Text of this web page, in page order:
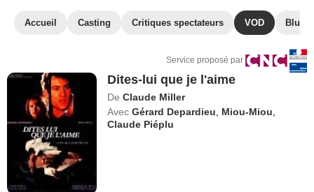
Accueil Casting Critiques spectateurs VOD Blu-
Service proposé par
Dites-lui que je l'aime
De Claude Miller
Avec Gérard Depardieu Miou-Miou
Claude Piéplu